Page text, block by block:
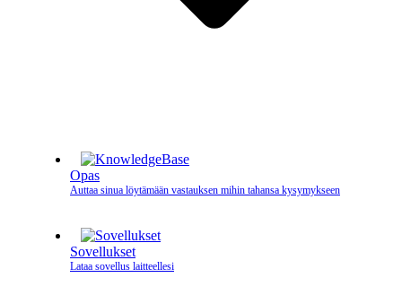
Opas
Auttaa sinua löytämään vastauksen mihin tahansa kysymykseen
Sovellukset
Lataa sovellus laitteellesi